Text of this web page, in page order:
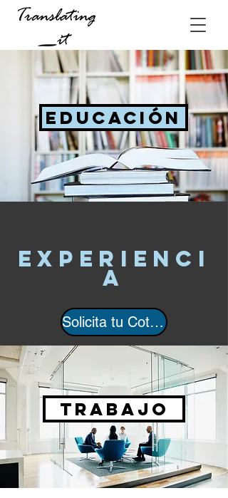
EDUCACIÓN
EXPERIENCI
A
Solicita tu Cotización
TRABAJO